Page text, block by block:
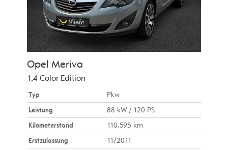
Opel Meriva
1,4 Color Edition
Typ
Pkw
Leistung
88 kW / 120 PS
Kilometerstand
110.595 km
Erstzulassung
11/2011